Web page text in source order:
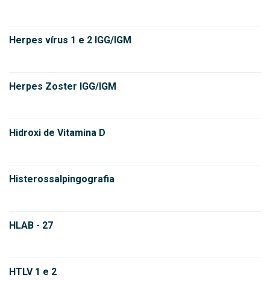
Herpes vírus 1 e 2 IGG/IGM
Herpes Zoster IGG/IGM
Hidroxi de Vitamina D
Histerossalpingografia
HLAB - 27
HTLV 1 e 2